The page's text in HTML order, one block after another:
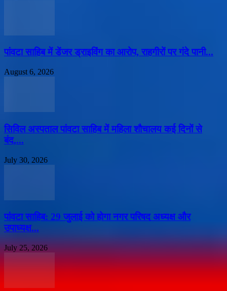
पांवटा साहिब में डेंजर ड्राइविंग का आरोप, राहगीरों पर गंदे पानी...
August 6, 2026
सिविल अस्पताल पांवटा साहिब में महिला शौचालय कई दिनों से
बंद,...
July 30, 2026
पांवटा साहिब: 29 जुलाई को होगा नगर परिषद अध्यक्ष और
उपाध्यक्ष...
July 25, 2026